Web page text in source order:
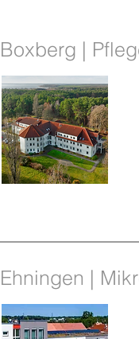
Boxberg |
bei Cottbus
Ehningen |